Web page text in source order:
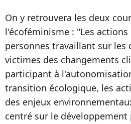
On y retrouvera les deux
l'écoféminisme : "Les
personnes travaillant sur les
victimes des changements
participant à
transition écologique, les
des enjeux
centré sur le développement